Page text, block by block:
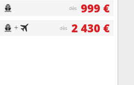
dès 999 €
+ dès 2 430 €